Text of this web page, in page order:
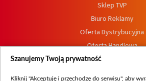
Sklep TVP
Biuro Reklamy
Oferta Dystrybucyjna
Oferta Handlowa
Dostępność
Szanujemy Twoją prywatność
Kliknij "Akceptuję i przechodzę do serwisu", aby